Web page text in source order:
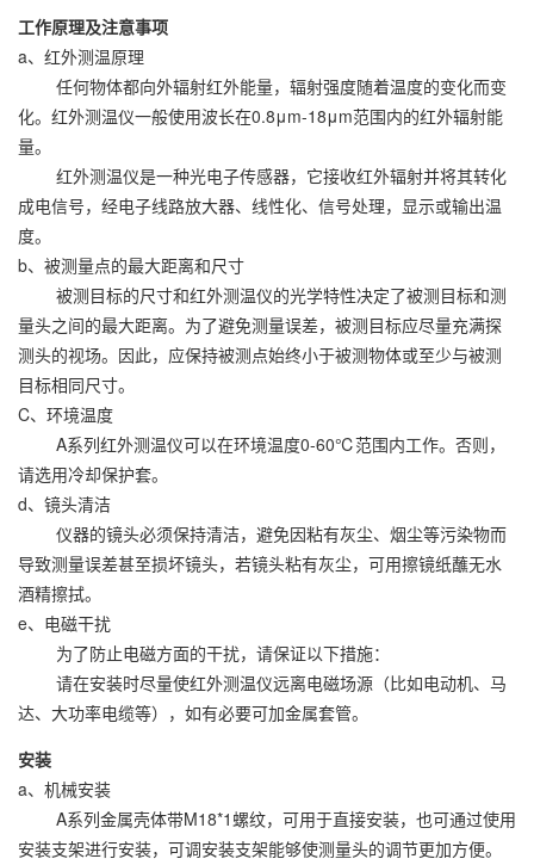
工作原理及注意事项
a、红外测温原理
任何物体都向外辐射红外能量，辐射强度随着温度的变化而变
化。红外测温仪一般使用波长在0.8μm-18μm范围内的红外辐射能
量。
红外测温仪是一种光电子传感器，它接收红外辐射并将其转化
成电信号，经电子线路放大器、线性化、信号处理，显示或输出温
度。
b、被测量点的最大距离和尺寸
被测目标的尺寸和红外测温仪的光学特性决定了被测目标和测
量头之间的最大距离。为了避免测量误差，被测目标应尽量充满探
测头的视场。因此，应保持被测点始终小于被测物体或至少与被测
目标相同尺寸。
C、环境温度
A系列红外测温仪可以在环境温度0-60℃范围内工作。否则，
请选用冷却保护套。
d、镜头清洁
仪器的镜头必须保持清洁，避免因粘有灰尘、烟尘等污染物而
导致测量误差甚至损坏镜头，若镜头粘有灰尘，可用擦镜纸蘸无水
酒精擦拭。
e、电磁干扰
为了防止电磁方面的干扰，请保证以下措施：
请在安装时尽量使红外测温仪远离电磁场源（比如电动机、马
达、大功率电缆等），如有必要可加金属套管。
安装
a、机械安装
A系列金属壳体带M18*1螺纹，可用于直接安装，也可通过使用
安装支架进行安装，可调安装支架能够使测量头的调节更加方便。